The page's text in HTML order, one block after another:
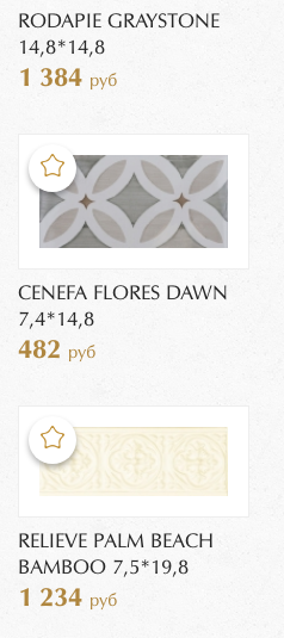
RODAPIE GRAYSTONE
14,8*14,8
1 384 руб
CENEFA FLORES DAWN
7,4*14,8
482 руб
RELIEVE PALM BEACH
BAMBOO 7,5*19,8
1 234 руб